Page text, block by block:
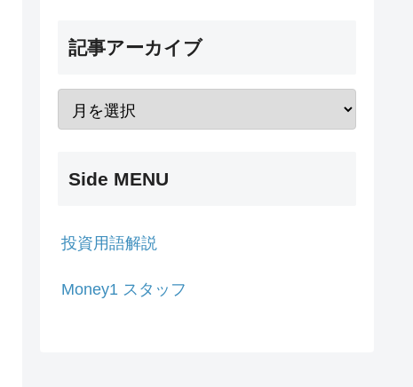
記事アーカイブ
Side MENU
投資用語解説
Money1 スタッフ